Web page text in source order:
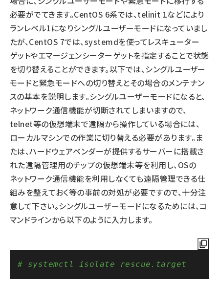
必要がでてきます。CentOS 6系では、telinit 1などにより
ランレベル1になりシングルユーザーモードになっていまし
たが、CentOS 7では、systemdを使ってレスキューター
ゲットやエマージェンシーターゲットを指定することで状態
を切り替えることができます。以下では、シングルユーザー
モードと緊急モードへの切り替えとその場合のメンテナン
スの基本を説明します。シングルユーザーモードになると、
ネットワーク通信機能が切断されてしまいますので、
telnet等の仮想端末で遠隔から操作している場合には、
ローカルマシンでの作業に切り替える必要があります。ま
たは、ハードウェアベンダーが提供するサーバーに搭載さ
れた遠隔管理用のチップの仮想端末等を利用し、OSの
ネットワーク通信機能を利用しなくても遠隔管理できる仕
組みを整えておく等の事前の対処が必要ですので、十分注
意して下さい。シングルユーザーモードになるためには、コ
マンドラインから以下のように入力します。
# systemctl isolate rescue.target